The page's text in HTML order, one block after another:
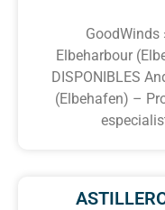
GoodWinds
Elbeharbour
DISPONIBLES
(Elbehafen) –